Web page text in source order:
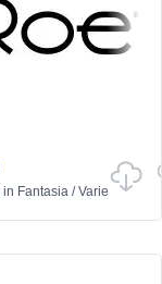
in Fantasia /Varie